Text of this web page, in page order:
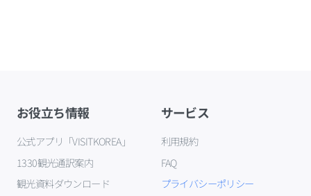
お役立ち情報
公式アプリ「VISITKOREA」
1330観光通訳案内
観光資料ダウンロード
サービス
利用規約
FAQ
プライバシーポリシー